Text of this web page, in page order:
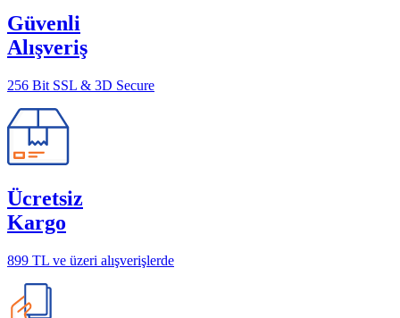
Güvenli
Alışveriş
256 Bit SSL & 3D Secure
Ücretsiz
Kargo
899 TL ve üzeri alışverişlerde